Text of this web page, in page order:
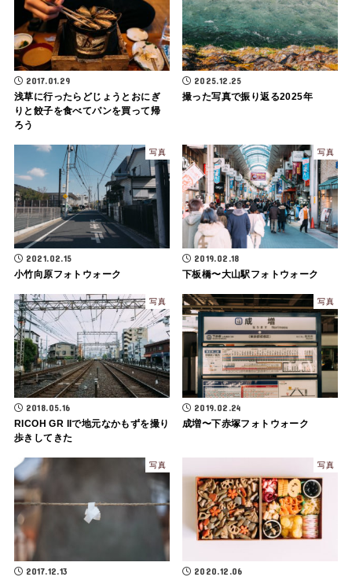
2017.01.29
浅草に行ったらどじょうとおにぎ
りと餃子を食べてパンを買って帰
ろう
2025.12.25
撮った写真で振り返る2025年
写真
2021.02.15
小竹向原フォトウォーク
写真
2019.02.18
下板橋〜大山駅フォトウォーク
写真
2018.05.16
RICOH GR IIで地元なかもずを撮り
歩きしてきた
写真
2019.02.24
成増〜下赤塚フォトウォーク
写真
2017.12.13
写真
2020.12.06